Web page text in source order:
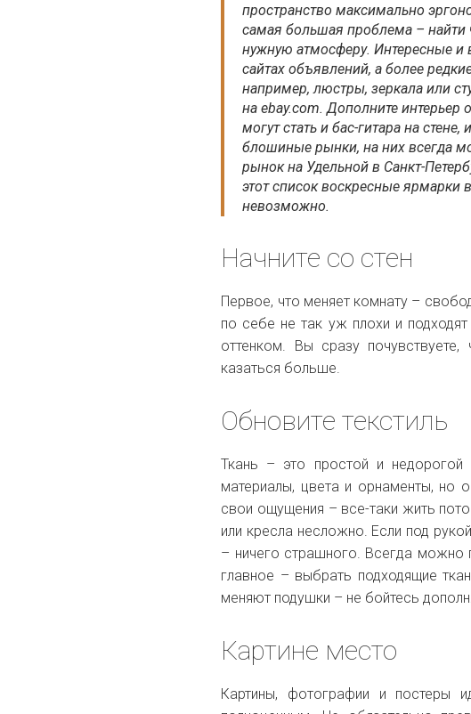
пространство максимально
самая большая проблема – найти
нужную атмосферу. Интересные и
сайтах объявлений, а более
например, люстры, зеркала или
на ebay.com. Дополните
могут стать и бас-гитара на
блошиные рынки, на них всегда
рынок на Удельной в Санкт-
этот список воскресные ярмарки
невозможно.
Начните со стен
Первое, что меняет комнату –
по себе не так уж плохи и
оттенком. Вы сразу
казаться больше.
Обновите текстиль
Ткань – это простой и недорогой
материалы, цвета и орнаменты, но
свои ощущения – все-таки жить
или кресла несложно. Если под
– ничего страшного. Всегда можно
главное – выбрать подходящие
меняют подушки – не бойтесь
Картине место
Картины, фотографии и постеры